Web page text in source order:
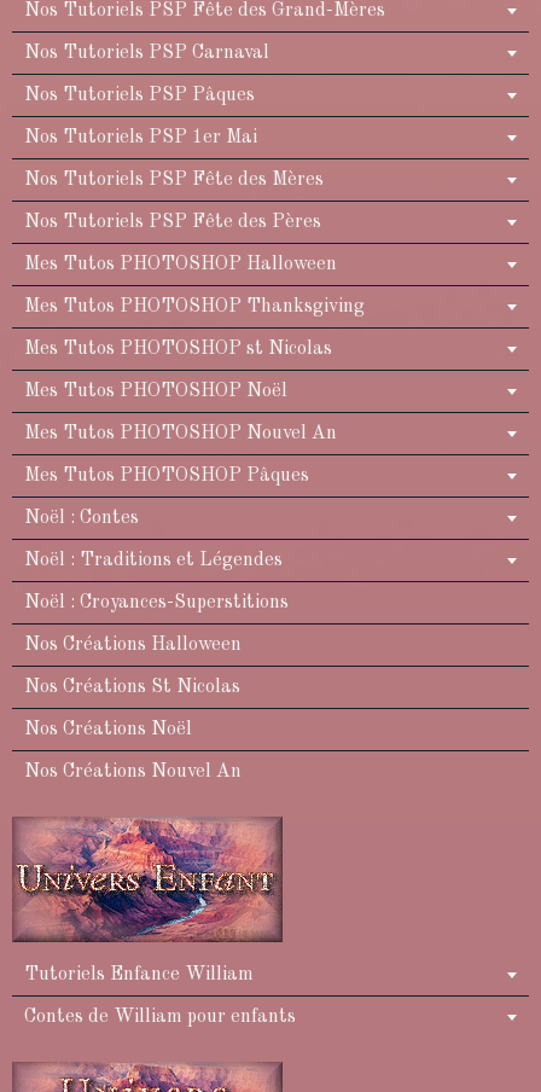
Nos Tutoriels PSP Fête des Grand-Mères
Nos Tutoriels PSP Carnaval
Nos Tutoriels PSP Pâques
Nos Tutoriels PSP 1er Mai
Nos Tutoriels PSP Fête des Mères
Nos Tutoriels PSP Fête des Pères
Mes Tutos PHOTOSHOP Halloween
Mes Tutos PHOTOSHOP Thanksgiving
Mes Tutos PHOTOSHOP st Nicolas
Mes Tutos PHOTOSHOP Noël
Mes Tutos PHOTOSHOP Nouvel An
Mes Tutos PHOTOSHOP Pâques
Noël : Contes
Noël : Traditions et Légendes
Noël : Croyances-Superstitions
Nos Créations Halloween
Nos Créations St Nicolas
Nos Créations Noël
Nos Créations Nouvel An
Tutoriels Enfance William
Contes de William pour enfants